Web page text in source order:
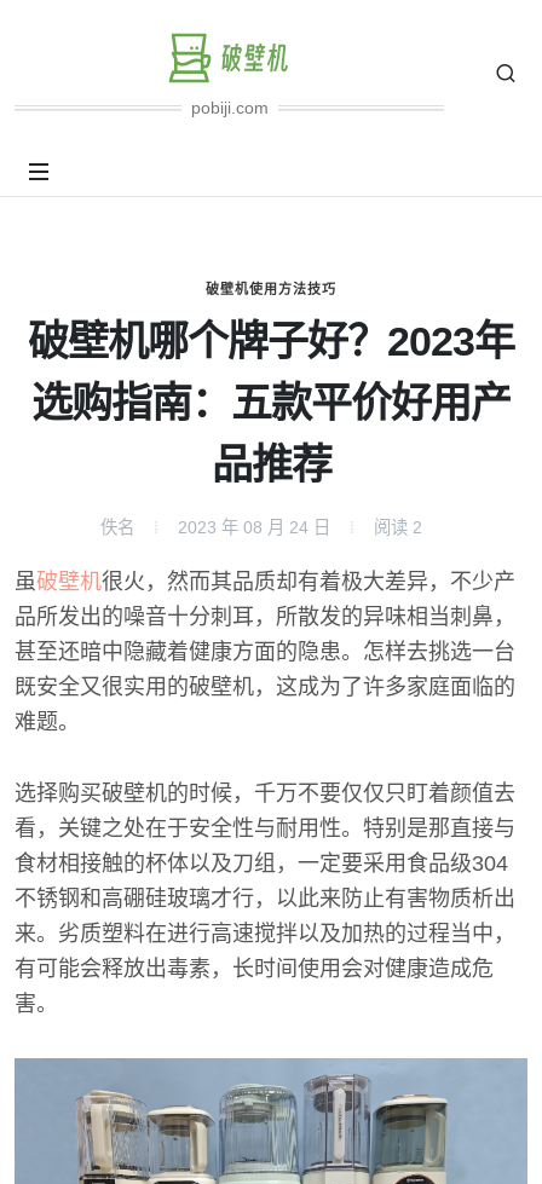
pobiji.com
破壁机使用方法技巧
破壁机哪个牌子好？2023年
选购指南：五款平价好用产
品推荐
佚名 2023 年 08 月 24 日 阅读 2
虽破壁机很火，然而其品质却有着极大差异，不少产
品所发出的噪音十分刺耳，所散发的异味相当刺鼻，
甚至还暗中隐藏着健康方面的隐患。怎样去挑选一台
既安全又很实用的破壁机，这成为了许多家庭面临的
难题。
选择购买破壁机的时候，千万不要仅仅只盯着颜值去
看，关键之处在于安全性与耐用性。特别是那直接与
食材相接触的杯体以及刀组，一定要采用食品级304
不锈钢和高硼硅玻璃才行，以此来防止有害物质析出
来。劣质塑料在进行高速搅拌以及加热的过程当中，
有可能会释放出毒素，长时间使用会对健康造成危
害。